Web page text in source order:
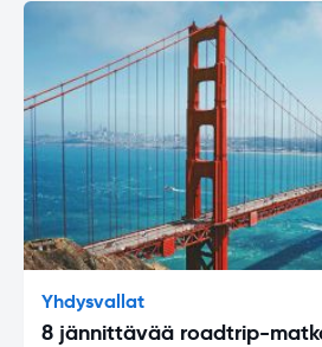
Yhdysvallat
8 jännittävää roadtrip-